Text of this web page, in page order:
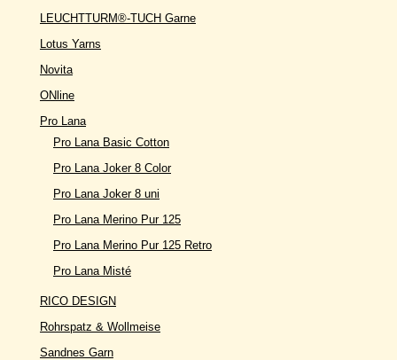
LEUCHTTURM®-TUCH Garne
Lotus Yarns
Novita
ONline
Pro Lana
Pro Lana Basic Cotton
Pro Lana Joker 8 Color
Pro Lana Joker 8 uni
Pro Lana Merino Pur 125
Pro Lana Merino Pur 125 Retro
Pro Lana Misté
RICO DESIGN
Rohrspatz & Wollmeise
Sandnes Garn